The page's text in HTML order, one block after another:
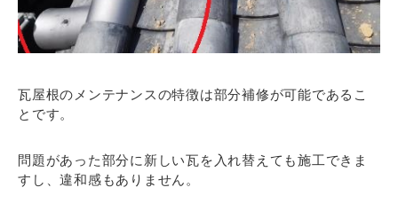
瓦屋根のメンテナンスの特徴は部分補修が可能であるこ
とです。
問題があった部分に新しい瓦を入れ替えても施工できま
すし、違和感もありません。